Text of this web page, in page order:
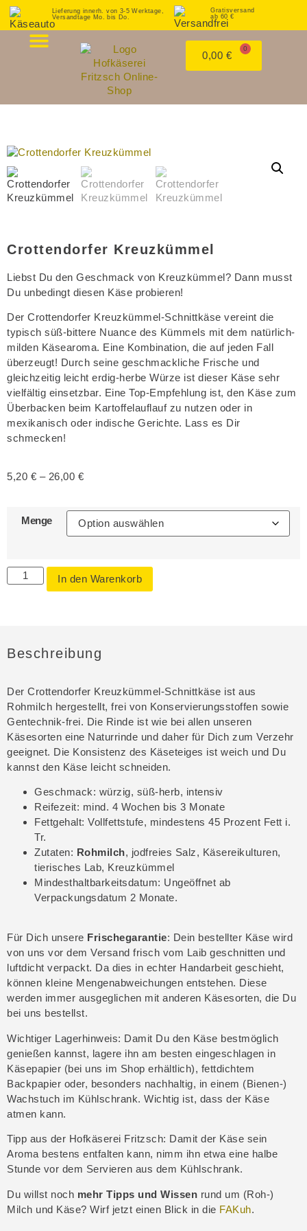
Lieferung innerh. von 3-5 Werktage,
Versandtage Mo. bis Do.
Gratisversand
ab 60 €
0,00 €
0
Crottendorfer Kreuzkümmel
Liebst Du den Geschmack von Kreuzkümmel? Dann musst
Du unbedingt diesen Käse probieren!
Der Crottendorfer Kreuzkümmel-Schnittkäse vereint die
typisch süß-bittere Nuance des Kümmels mit dem natürlich-
milden Käsearoma. Eine Kombination, die auf jeden Fall
überzeugt! Durch seine geschmackliche Frische und
gleichzeitig leicht erdig-herbe Würze ist dieser Käse sehr
vielfältig einsetzbar. Eine Top-Empfehlung ist, den Käse zum
Überbacken beim Kartoffelauflauf zu nutzen oder in
mexikanisch oder indische Gerichte. Lass es Dir
schmecken!
5,20 € – 26,00 €
Menge
In den Warenkorb
Beschreibung
Der Crottendorfer Kreuzkümmel-Schnittkäse ist aus
Rohmilch hergestellt, frei von Konservierungsstoffen sowie
Gentechnik-frei. Die Rinde ist wie bei allen unseren
Käsesorten eine Naturrinde und daher für Dich zum Verzehr
geeignet. Die Konsistenz des Käseteiges ist weich und Du
kannst den Käse leicht schneiden.
Geschmack: würzig, süß-herb, intensiv
Reifezeit: mind. 4 Wochen bis 3 Monate
Fettgehalt: Vollfettstufe, mindestens 45 Prozent Fett i.
Tr.
Zutaten: Rohmilch, jodfreies Salz, Käsereikulturen,
tierisches Lab, Kreuzkümmel
Mindesthaltbarkeitsdatum: Ungeöffnet ab
Verpackungsdatum 2 Monate.
Für Dich unsere Frischegarantie: Dein bestellter Käse wird
von uns vor dem Versand frisch vom Laib geschnitten und
luftdicht verpackt. Da dies in echter Handarbeit geschieht,
können kleine Mengenabweichungen entstehen. Diese
werden immer ausgeglichen mit anderen Käsesorten, die Du
bei uns bestellst.
Wichtiger Lagerhinweis: Damit Du den Käse bestmöglich
genießen kannst, lagere ihn am besten eingeschlagen in
Käsepapier (bei uns im Shop erhältlich), fettdichtem
Backpapier oder, besonders nachhaltig, in einem (Bienen-)
Wachstuch im Kühlschrank. Wichtig ist, dass der Käse
atmen kann.
Tipp aus der Hofkäserei Fritzsch: Damit der Käse sein
Aroma bestens entfalten kann, nimm ihn etwa eine halbe
Stunde vor dem Servieren aus dem Kühlschrank.
Du willst noch mehr Tipps und Wissen rund um (Roh-)
Milch und Käse? Wirf jetzt einen Blick in die FAKuh.